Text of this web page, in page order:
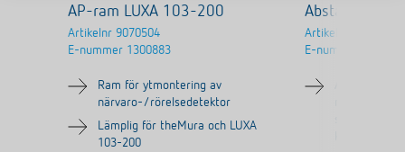
AP-ram LUXA 103-200
Artikelnr 9070504
E-nummer 1300883
Ram för ytmontering av
närvaro-/rörelsedetektor
Lämplig för theMura och LUXA
103-200
Artikelnr
E-nummer